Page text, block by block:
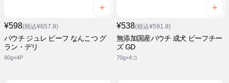
¥598(税込¥657.8)
パウチ ジュレ ビーフ なんこつ グ
ラン・デリ
80g×4P
¥538(税込¥591.8)
無添加国産パウチ 成犬 ビーフチー
ズ GD
70g×4コ